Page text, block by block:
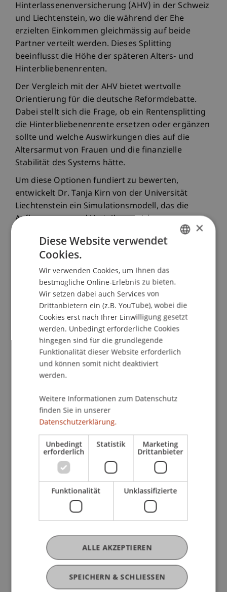
Hinterlassenenversicherung (AHV) in der Schweiz
und Liechtenstein, wo die während der Ehe
erzielten Einkommen gleichmässig auf beide
Partner verteilt werden. Dieses Splitting
beeinflusst die Höhe der späteren Alters- und
Hinterbliebenenrenten.
Der Vergleich mit der AHV bietet wertvolle
Orientierung für die deutsche Reformdebatte.
Dabei stellt sich die Frage, ob ein Rentensplitting
die Hinterbliebenenrente ersetzen oder ergänzen
sollte und welche Auswirkungen dies auf die
Altersarmut von Frauen und die finanzielle
Stabilität des Systems hätte.
Um diese Optionen fundiert zu bewerten,
entwickelt Dr. Tanja Kirn von der Universität
Liechtenstein ein Simulationsmodell, das die
Aufkommens- und Verteilungswirkungen
verschiedener Reformpfade analysiert. Dieses
Modell entsteht als Schwestermodell zum
Schweizer Simulationsmodell MIDAS_CH, das
unter anderem die Einführung einer 13. AHV-
Rente bewertete. Es erweitert die Familie der
MIDAS-Modelle, die in Belgien, Luxemburg, Italien,
Portugal und weiteren Ländern in der
Politikberatung genutzt werden.
Prof. Althammer von der KU Ingolstadt-Eichstätt,
ein Experte für Sozialpolitik und Alterssicherung,
leitet dasForschungsprojekt.
Das
Forschungsnetzwerk Alterssicherung (FNA) der
Projekt.
Erste Ergebnisse sollen politischen
Entscheidungsträgern helfen, die Folgen
verschiedener Reformpfade besser
abzuschätzen. Geplant sind Kurzberichte,
wissenschaftliche Publikationen und
Präsentationen der Ergebnisse.
Mehr News
×
Diese Website verwendet
Cookies.
Wir verwenden Cookies, um Ihnen das
bestmögliche Online-Erlebnis zu bieten.
Wir setzen dabei auch Services von
Drittanbietern ein (z.B. YouTube), wobei die
Cookies erst nach Ihrer Einwilligung gesetzt
werden. Unbedingt erforderliche Cookies
hingegen sind für die grundlegende
Funktionalität dieser Website erforderlich
und können somit nicht deaktiviert
werden.
Weitere Informationen zum Datenschutz
finden Sie in unserer
Datenschutzerklärung.
Unbedingt
erforderlich
Statistik Marketing
Drittanbieter
Funktionalität Unklassifizierte
SPEICHERN & SCHLIESSEN
ALLE AKZEPTIEREN